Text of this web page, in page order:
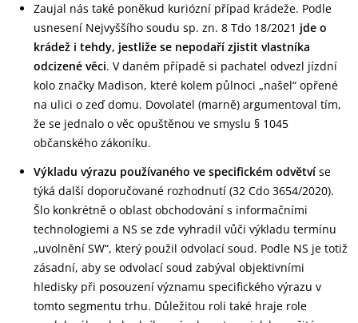
Zaujal nás také poněkud kuriózní případ krádeže. Podle
usnesení Nejvyššího soudu sp. zn. 8 Tdo 18/2021 jde o
krádež i tehdy, jestliže se nepodaří zjistit vlastníka
odcizené věci. V daném případě si pachatel odvezl jízdní
kolo značky Madison, které kolem půlnoci „našel“ opřené
na ulici o zeď domu. Dovolatel (marně) argumentoval tím,
že se jednalo o věc opuštěnou ve smyslu § 1045
občanského zákoníku.
Výkladu výrazu používaného ve specifickém odvětví se
týká další doporučované rozhodnutí (32 Cdo 3654/2020).
Šlo konkrétně o oblast obchodování s informačními
technologiemi a NS se zde vyhradil vůči výkladu termínu
„uvolnění SW“, který použil odvolací soud. Podle NS je totiž
zásadní, aby se odvolací soud zabýval objektivními
hledisky při posouzení významu specifického výrazu v
tomto segmentu trhu. Důležitou roli také hraje role